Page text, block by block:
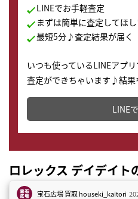
LINEでお手軽査定
まずは簡単に査定してほ
最短5分♪査定結果が届く
いつも使っているLINEアプ
査定ができちゃいます♪結果
どこからでもすぐに査定金
LINE
ロレックス デイデイト
宝石広場 買取houseki_kaitori